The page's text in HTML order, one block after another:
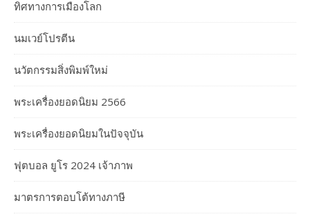
ทิศทางการเมืองโลก
นมเวย์โปรตีน
นวัตกรรมสิ่งพิมพ์ใหม่
พระเครื่องยอดนิยม 2566
พระเครื่องยอดนิยมในปัจจุบัน
ฟุตบอล ยูโร 2024 เจ้าภาพ
มาตรการตอบโต้ทางภาษี